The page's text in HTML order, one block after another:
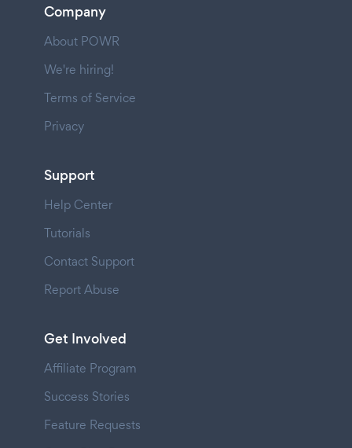
Company
About POWR
We're hiring!
Terms of Service
Privacy
Support
Help Center
Tutorials
Contact Support
Report Abuse
Get Involved
Affiliate Program
Success Stories
Feature Requests